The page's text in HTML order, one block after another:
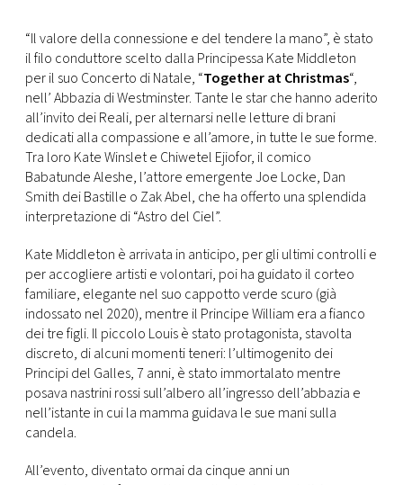
FOTO
CONCORSI
EVENTI
VIDEO
TV
PRINCIPATO
DI
MONACO
RMC
CONSIGLIA
“Il valore della connessione e del tendere la mano”, è stato
il filo conduttore scelto dalla Principessa Kate Middleton
per il suo Concerto di Natale, “Together at Christmas“,
nell’ Abbazia di Westminster. Tante le star che hanno aderito
all’invito dei Reali, per alternarsi nelle letture di brani
dedicati alla compassione e all’amore, in tutte le sue forme.
Tra loro Kate Winslet e Chiwetel Ejiofor, il comico
Babatunde Aleshe, l’attore emergente Joe Locke, Dan
Smith dei Bastille o Zak Abel, che ha offerto una splendida
interpretazione di “Astro del Ciel”.
Kate Middleton è arrivata in anticipo, per gli ultimi controlli e
per accogliere artisti e volontari, poi ha guidato il corteo
familiare, elegante nel suo cappotto verde scuro (già
indossato nel 2020), mentre il Principe William era a fianco
dei tre figli. Il piccolo Louis è stato protagonista, stavolta
discreto, di alcuni momenti teneri: l’ultimogenito dei
Principi del Galles, 7 anni, è stato immortalato mentre
posava nastrini rossi sull’albero all’ingresso dell’abbazia e
nell’istante in cui la mamma guidava le sue mani sulla
candela.
All’evento, diventato ormai da cinque anni un